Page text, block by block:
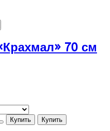
70 см